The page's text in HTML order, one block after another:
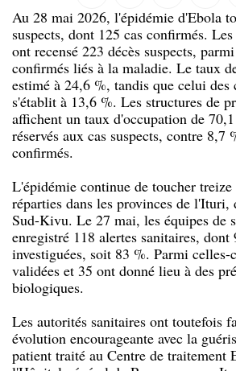
Au 28 mai 2026, l'épidémie d'Ebola
suspects, dont 125 cas confirmés.
ont recensé 223 décès suspects,
confirmés liés à la maladie. Le taux
estimé à 24,6 %, tandis que celui des
s'établit à 13,6 %. Les structures de
affichent un taux d'occupation de
réservés aux cas suspects, contre 8,7
confirmés.
L'épidémie continue de toucher treize
réparties dans les provinces de
Sud-Kivu. Le 27 mai, les équipes de
enregistré 118 alertes sanitaires, dont
investiguées, soit 83 %. Parmi
validées et 35 ont donné lieu à des
biologiques.
Les autorités sanitaires ont toutefois
évolution encourageante avec la
patient traité au Centre de traitement